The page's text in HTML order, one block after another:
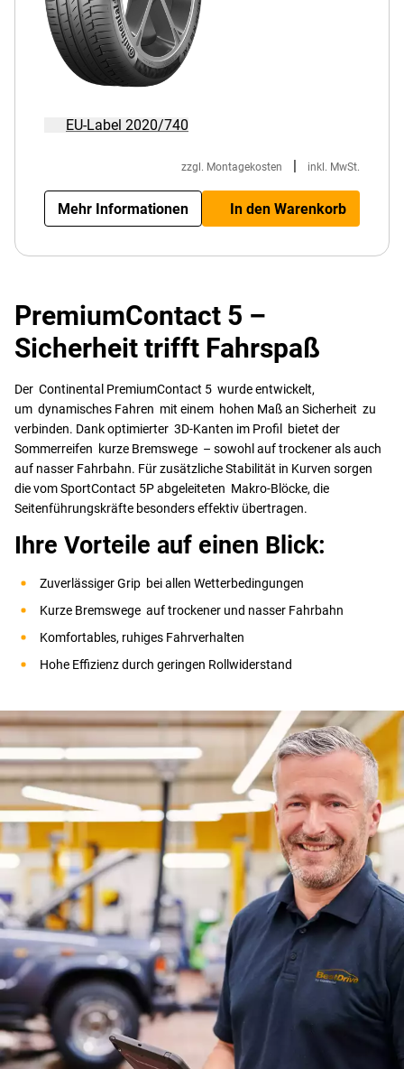
EU-Label 2020/740
zzgl. Montagekosten | inkl. MwSt.
Mehr Informationen In den Warenkorb
PremiumContact 5 –
Sicherheit trifft Fahrspaß
Der Continental PremiumContact 5 wurde entwickelt,
um dynamisches Fahren mit einem hohen Maß an Sicherheit zu
verbinden. Dank optimierter 3D-Kanten im Profil bietet der
Sommerreifen kurze Bremswege – sowohl auf trockener als auch
auf nasser Fahrbahn. Für zusätzliche Stabilität in Kurven sorgen
die vom SportContact 5P abgeleiteten Makro-Blöcke, die
Seitenführungskräfte besonders effektiv übertragen.
Ihre Vorteile auf einen Blick:
Zuverlässiger Grip bei allen Wetterbedingungen
Kurze Bremswege auf trockener und nasser Fahrbahn
Komfortables, ruhiges Fahrverhalten
Hohe Effizienz durch geringen Rollwiderstand